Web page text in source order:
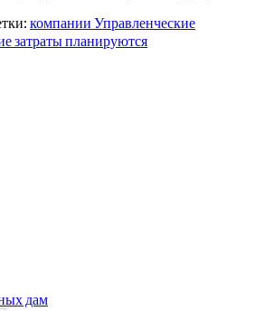
компании Управленческие
затраты планируются
дам